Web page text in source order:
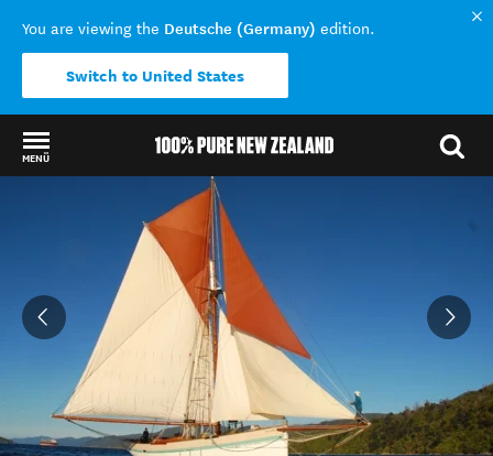
You are viewing the Deutsche (Germany) edition.
Switch to United States
MENÜ
Back to my results